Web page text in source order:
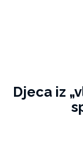
Djeca iz